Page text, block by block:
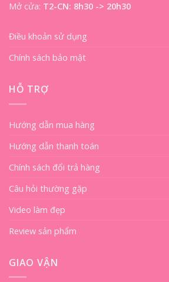
Mở cửa: T2-CN: 8h30 -> 20h30
Điều khoản sử dụng
Chính sách bảo mật
HỖ TRỢ
Hướng dẫn mua hàng
Hướng dẫn thanh toán
Chính sách đổi trả hàng
Câu hỏi thường gặp
Video làm đẹp
Review sản phẩm
GIAO VẬN